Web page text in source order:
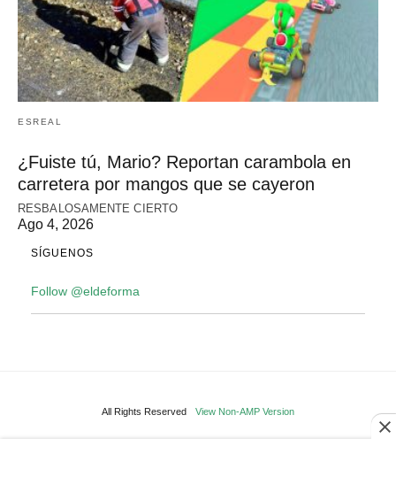
ESREAL
¿Fuiste tú, Mario? Reportan carambola en
carretera por mangos que se cayeron
RESBALOSAMENTE CIERTO
Ago 4, 2026
SÍGUENOS
Follow @eldeforma
All Rights Reserved View Non-AMP Version